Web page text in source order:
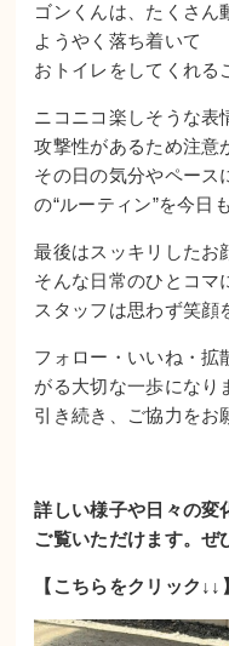
ゴンくんは、たくさん
ようやく落ち着いて
おトイレをしてくれる
ニコニコ楽しそうな表
攻撃性があるため注意
その日の気分やペース
の“ルーティン”を今日
最後はスッキリしたお
そんな日常のひとコマ
スタッフは思わず笑顔
フォロー・いいね・拡
がる大切な一歩になり
引き続き、ご協力をお
詳しい様子や日々の変
ご覧いただけます。ぜ
【こちらをクリック↓↓】